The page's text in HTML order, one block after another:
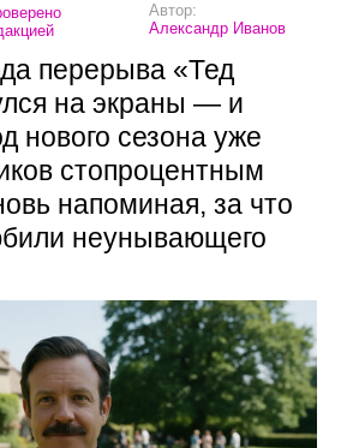
Автор:
Александр Иванов
перерыва «Тед
на экраны — и
нового сезона уже
стопроцентным
напоминая, за что
неунывающего